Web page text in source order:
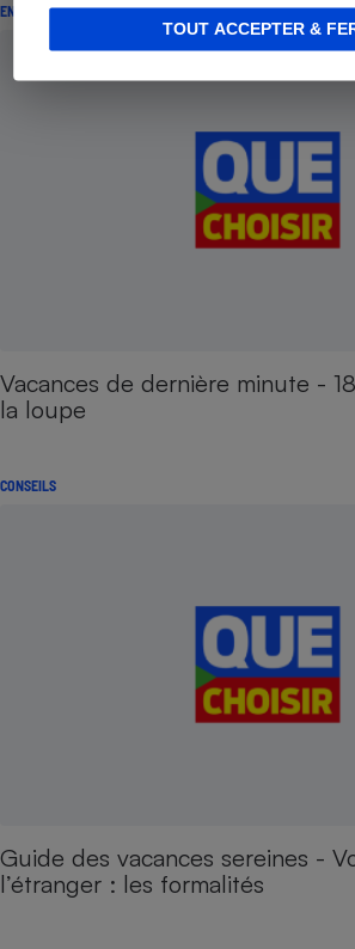
TOUT ACCEPTER &
ENQUÊTE
Vacances de dernière minute -
la loupe
CONSEILS
Guide des vacances sereines -
l’étranger : les formalités